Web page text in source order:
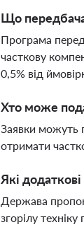
Що
Програма
часткову
0,5% від
Хто може
Заявки можуть
отримати
Які
Держава
згорілу